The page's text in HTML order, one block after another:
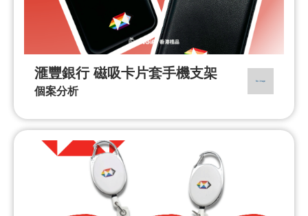
滙豐銀行 磁吸卡片套手機支架
個案分析